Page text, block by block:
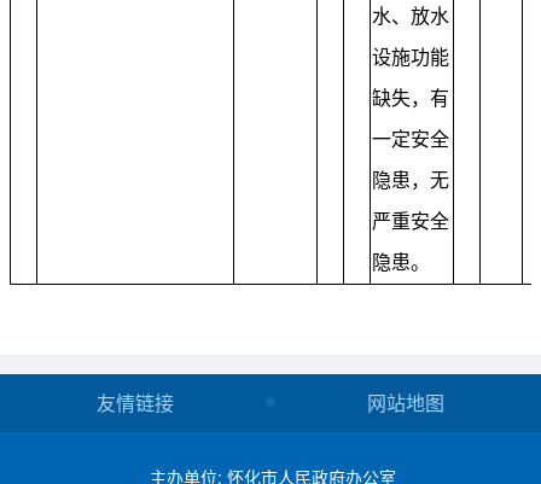
水、放水
设施功能
缺失，有
一定安全
隐患，无
严重安全
隐患。
友情链接 网站地图
主办单位: 怀化市人民政府办公室